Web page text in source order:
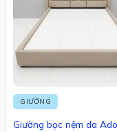
GIƯỜNG
Giường bọc nệm da